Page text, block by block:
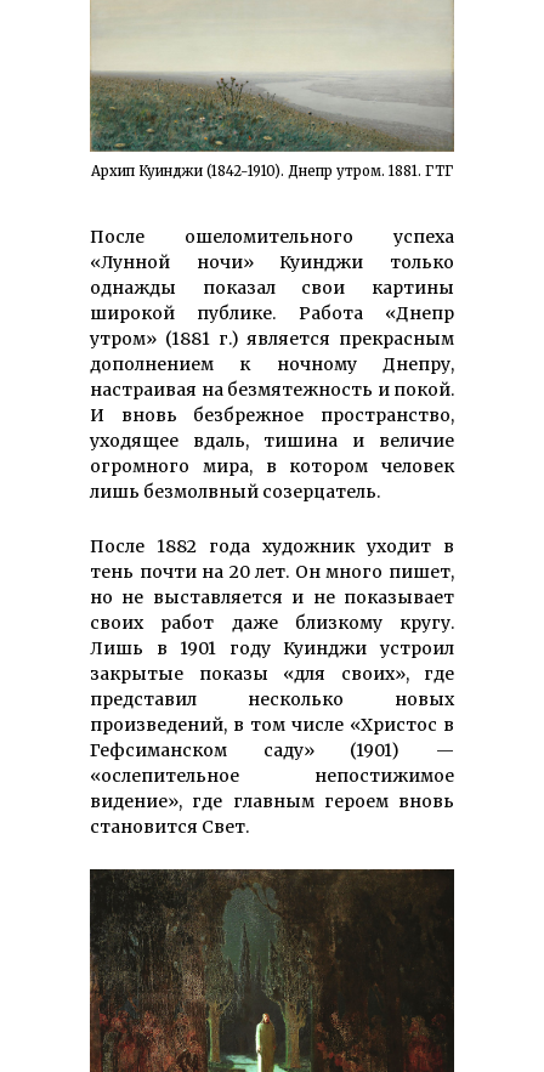
Архип Куинджи (1842-1910). Днепр утром. 1881. ГТГ
После ошеломительного успеха
«Лунной ночи» Куинджи только
однажды показал свои картины
широкой публике. Работа «Днепр
утром» (1881 г.) является прекрасным
дополнением к ночному Днепру,
настраивая на безмятежность и покой.
И вновь безбрежное пространство,
уходящее вдаль, тишина и величие
огромного мира, в котором человек
лишь безмолвный созерцатель.
После 1882 года художник уходит в
тень почти на 20 лет. Он много пишет,
но не выставляется и не показывает
своих работ даже близкому кругу.
Лишь в 1901 году Куинджи устроил
закрытые показы «для своих», где
представил несколько новых
произведений, в том числе «Христос в
Гефсиманском саду» (1901) —
«ослепительное непостижимое
видение», где главным героем вновь
становится Свет.